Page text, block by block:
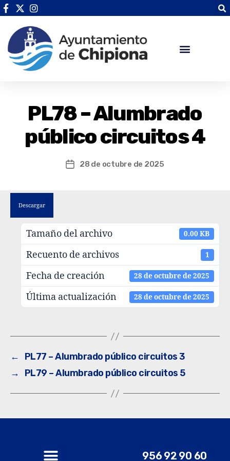
PL78 – Alumbrado
público circuitos 4
28 de octubre de 2025
Descargar
Tamaño del archivo 0.00 KB
Recuento de archivos 1
Fecha de creación 28 de octubre de 2025
Última actualización 28 de octubre de 2025
←
PL77 – Alumbrado público circuitos 3
→
PL79 – Alumbrado público circuitos 5
956 92 90 60